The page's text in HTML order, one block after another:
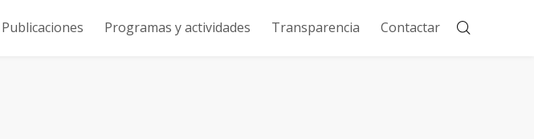
Publicaciones Programas y actividades Transparencia Contactar